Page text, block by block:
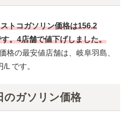
トコガソリン価格は156.2
。4店舗で値下げしました。
格の最安値店舗は、岐阜羽島、
L です。
のガソリン価格